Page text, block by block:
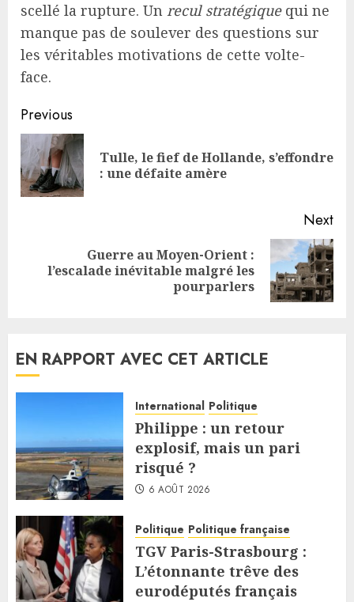
scellé la rupture. Un recul stratégiquequi ne
manque pas de soulever des questions sur
les véritables motivations de cette volte-
face.
Continue
Reading
Previous
Tulle, le fief de Hollande, s’effondre
: une défaite amère
Next
Next
Guerre au Moyen-Orient :
l’escalade inévitable malgré les
pourparlers
EN RAPPORT AVEC CET ARTICLE
International Politique
Philippe : un retour
explosif, mais un pari
risqué ?
6 AOÛT 2026
Politique Politique française
TGV Paris-Strasbourg :
L’étonnante trêve des
eurodéputés français